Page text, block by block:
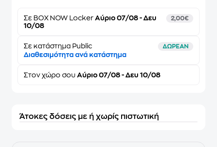
Σε BOX NOW Locker Αύριο 07/08 - Δευ
10/08
2,00€
Σε κατάστημα Public ΔΩΡΕΑΝ
Διαθεσιμότητα ανά κατάστημα
Στον χώρο σου Αύριο 07/08 - Δευ 10/08
Άτοκες δόσεις με ή χωρίς πιστωτική